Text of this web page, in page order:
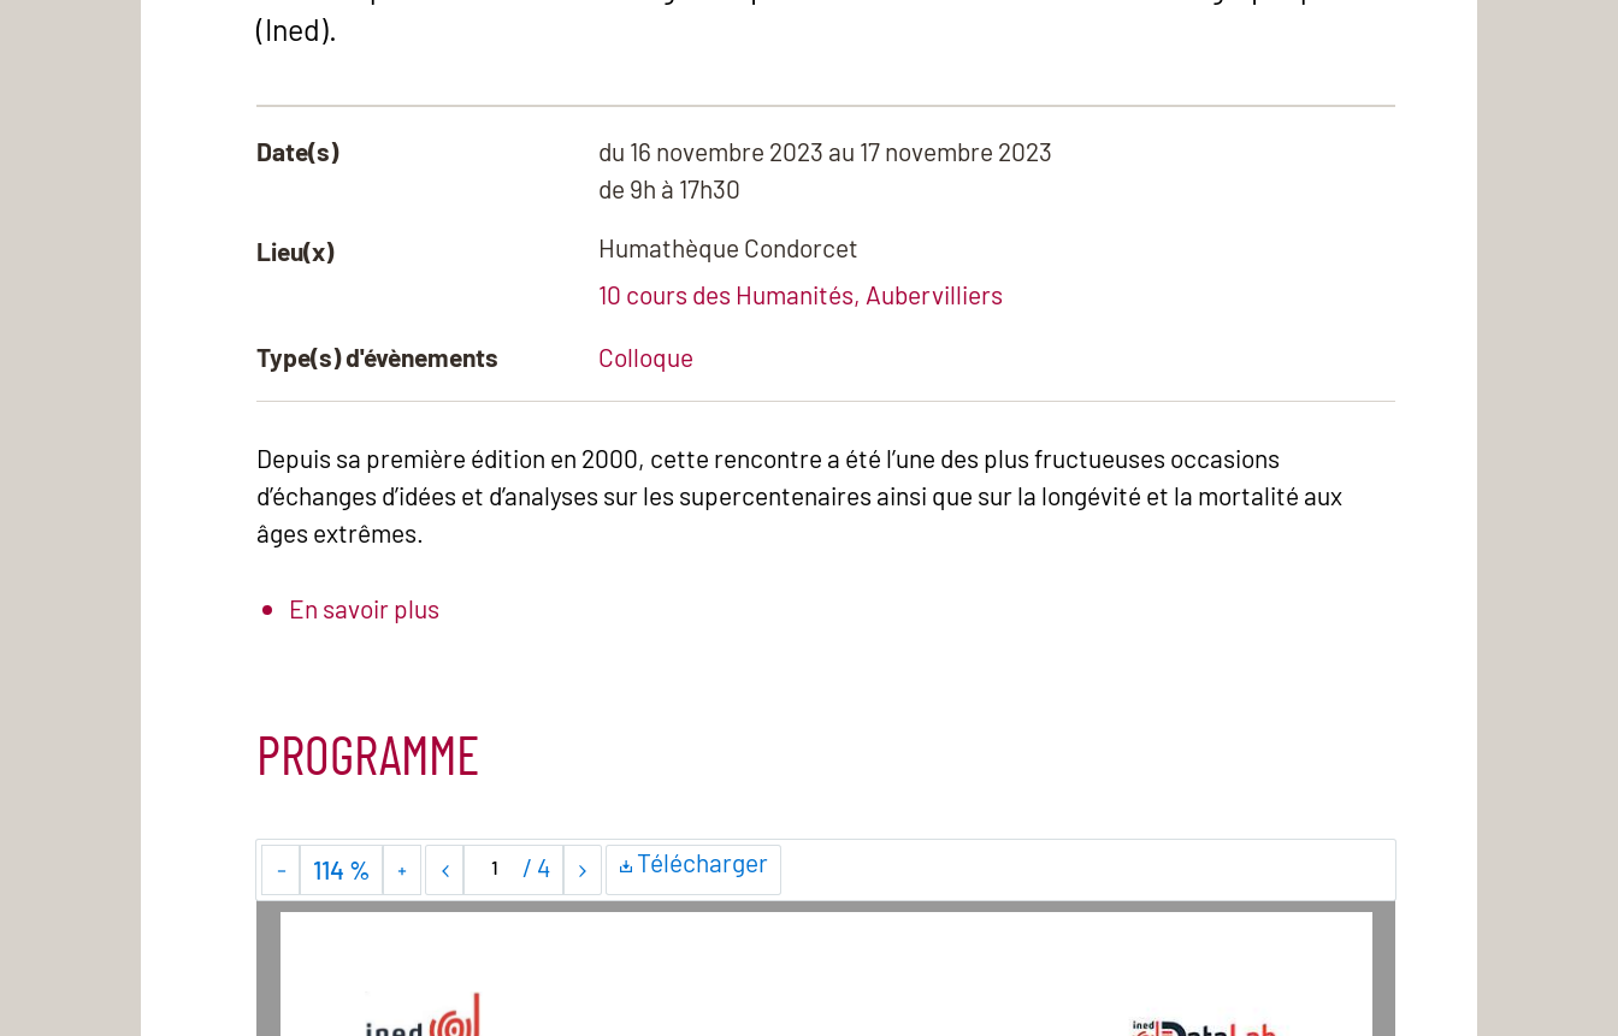
(Ined).
Date(s) du 16 novembre 2023 au 17 novembre 2023
de 9h à 17h30
Lieu(x)
Humathèque Condorcet
10 cours des Humanités, Aubervilliers
Type(s) d'évènements Colloque
Depuis sa première édition en 2000, cette rencontre a été l’une des plus fructueuses occasions
d’échanges d’idées et d’analyses sur les supercentenaires ainsi que sur la longévité et la mortalité aux
âges extrêmes.
En savoir plus
PROGRAMME
114 % / 4 Télécharger